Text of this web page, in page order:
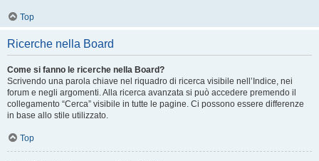
Top
Ricerche nella Board
Come si fanno le ricerche nella Board?
Scrivendo una parola chiave nel riquadro di ricerca visibile nell’Indice, nei
forum e negli argomenti. Alla ricerca avanzata si può accedere premendo il
collegamento “Cerca” visibile in tutte le pagine. Ci possono essere differenze
in base allo stile utilizzato.
Top